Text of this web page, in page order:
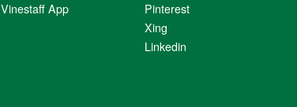
Vinestaff App
Pinterest
Xing
Linkedin